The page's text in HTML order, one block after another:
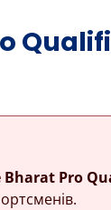
Bharat Pro